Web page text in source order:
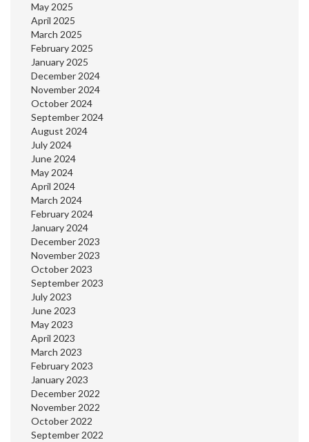
May 2025
April 2025
March 2025
February 2025
January 2025
December 2024
November 2024
October 2024
September 2024
August 2024
July 2024
June 2024
May 2024
April 2024
March 2024
February 2024
January 2024
December 2023
November 2023
October 2023
September 2023
July 2023
June 2023
May 2023
April 2023
March 2023
February 2023
January 2023
December 2022
November 2022
October 2022
September 2022